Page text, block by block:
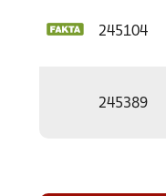
245104
245389